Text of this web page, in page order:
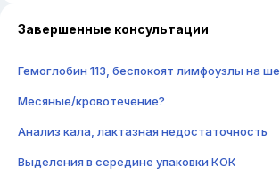
Завершенные консультации
Гемоглобин 113, беспокоят лимфоузлы на
Месяные/кровотечение?
Анализ кала, лактазная недостаточность
Выделения в середине упаковки КОК